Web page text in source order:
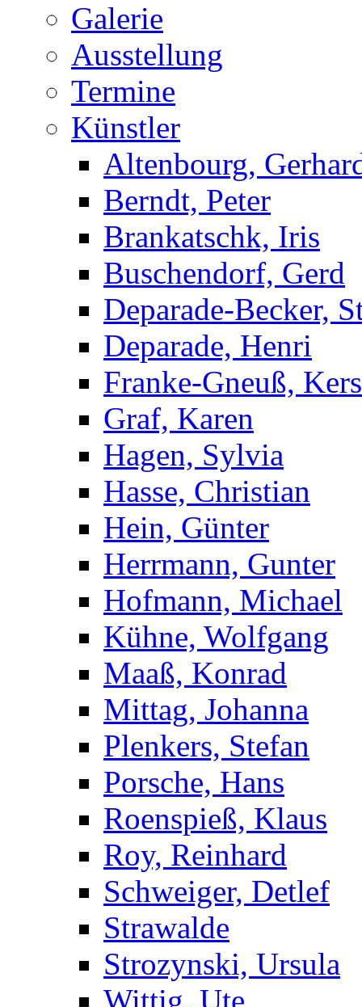
Galerie
Ausstellung
Termine
Künstler
Altenbourg,
Berndt, Peter
Brankatschk, Iris
Buschendorf, Gerd
Deparade-Becker,
Deparade, Henri
Franke-Gneuß,
Graf, Karen
Hagen, Sylvia
Hasse, Christian
Hein, Günter
Herrmann, Gunter
Hofmann, Michael
Kühne, Wolfgang
Maaß, Konrad
Mittag, Johanna
Plenkers, Stefan
Porsche, Hans
Roenspieß, Klaus
Roy, Reinhard
Schweiger, Detlef
Strawalde
Strozynski, Ursula